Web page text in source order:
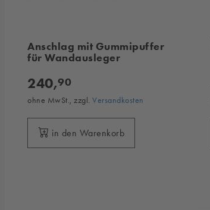
Anschlag mit Gummipuffer
für Wandausleger
240,90
ohne MwSt., zzgl.Versandkosten
in den Warenkorb